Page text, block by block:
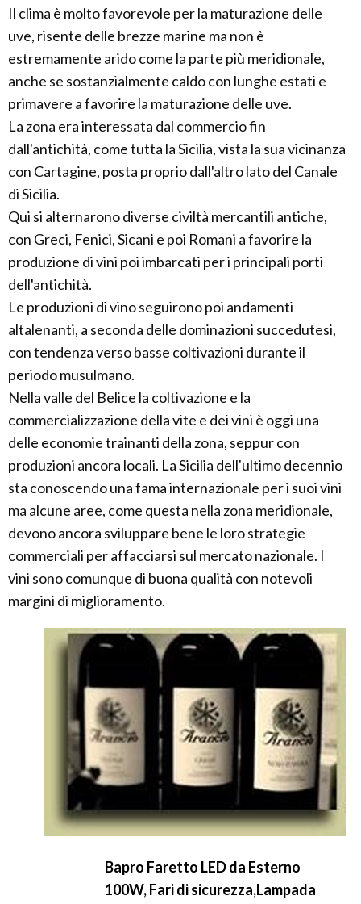
Il clima è molto favorevole per la maturazione delle
uve, risente delle brezze marine ma non è
estremamente arido come la parte più meridionale,
anche se sostanzialmente caldo con lunghe estati e
primavere a favorire la maturazione delle uve.
La zona era interessata dal commercio fin
dall'antichità, come tutta la Sicilia, vista la sua vicinanza
con Cartagine, posta proprio dall'altro lato del Canale
di Sicilia.
Qui si alternarono diverse civiltà mercantili antiche,
con Greci, Fenici, Sicani e poi Romani a favorire la
produzione di vini poi imbarcati per i principali porti
dell'antichità.
Le produzioni di vino seguirono poi andamenti
altalenanti, a seconda delle dominazioni succedutesi,
con tendenza verso basse coltivazioni durante il
periodo musulmano.
Nella valle del Belice la coltivazione e la
commercializzazione della vite e dei vini è oggi una
delle economie trainanti della zona, seppur con
produzioni ancora locali. La Sicilia dell'ultimo decennio
sta conoscendo una fama internazionale per i suoi vini
ma alcune aree, come questa nella zona meridionale,
devono ancora sviluppare bene le loro strategie
commerciali per affacciarsi sul mercato nazionale. I
vini sono comunque di buona qualità con notevoli
margini di miglioramento.
Bapro Faretto LED da Esterno
100W, Fari di sicurezza,Lampada